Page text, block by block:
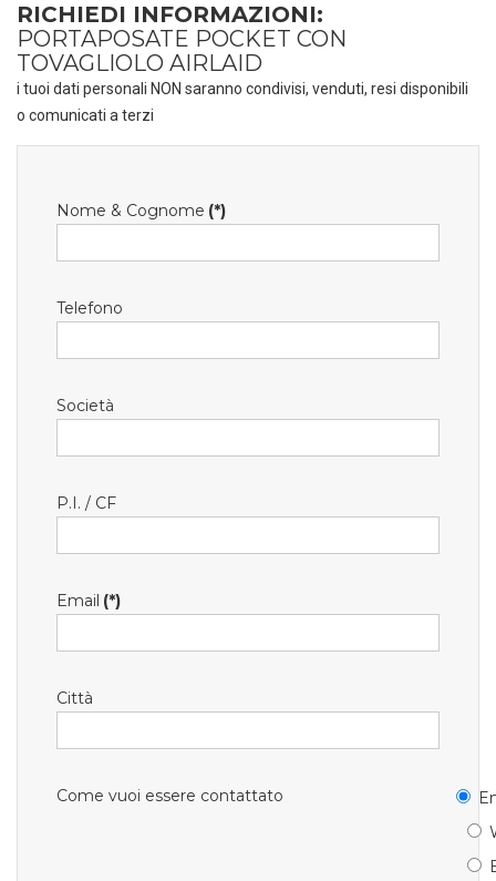
RICHIEDI INFORMAZIONI:
PORTAPOSATE POCKET CON
TOVAGLIOLO AIRLAID
i tuoi dati personali NON saranno condivisi, venduti, resi disponibili
o comunicati a terzi
Nome & Cognome (*)
Telefono
Società
P.I. / CF
Email (*)
Città
Come vuoi essere contattato